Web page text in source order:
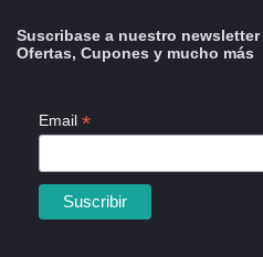
Suscribase a nuestro
Ofertas, Cupones y mucho más
Email *